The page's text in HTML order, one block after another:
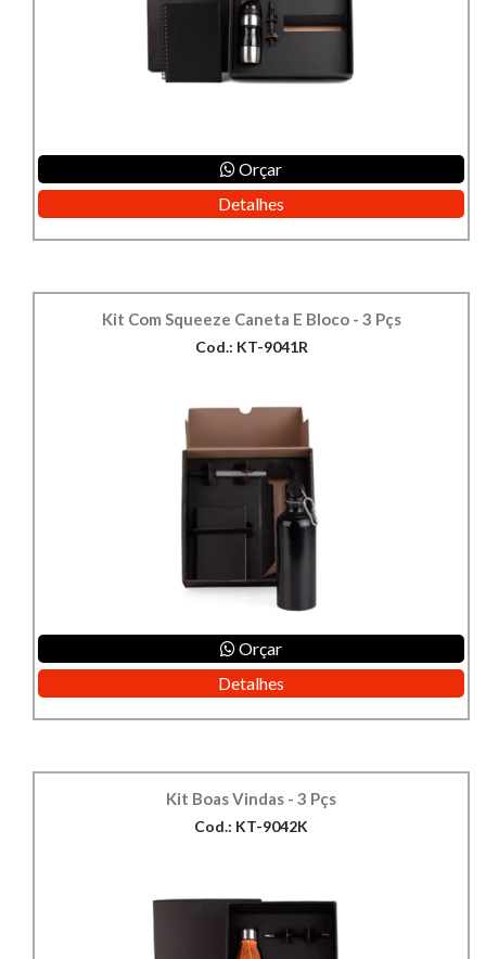
Orçar
Detalhes
Kit Com Squeeze Caneta E Bloco - 3 Pçs
Cod.: KT-9041R
Orçar
Detalhes
Kit Boas Vindas - 3 Pçs
Cod.: KT-9042K